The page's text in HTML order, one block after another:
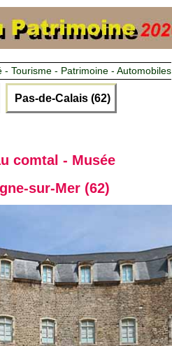
- Tourisme - Patrimoine - Automobiles
Pas-de-Calais (62)
comtal - Musée
sur-Mer (62)